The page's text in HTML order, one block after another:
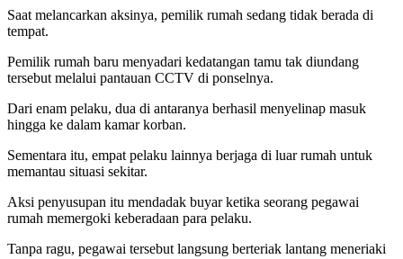
Saat melancarkan aksinya, pemilik rumah sedang tidak berada di
tempat.
Pemilik rumah baru menyadari kedatangan tamu tak diundang
tersebut melalui pantauan CCTV di ponselnya.
Dari enam pelaku, dua di antaranya berhasil menyelinap masuk
hingga ke dalam kamar korban.
Sementara itu, empat pelaku lainnya berjaga di luar rumah untuk
memantau situasi sekitar.
Aksi penyusupan itu mendadak buyar ketika seorang pegawai
rumah memergoki keberadaan para pelaku.
Tanpa ragu, pegawai tersebut langsung berteriak lantang meneriaki